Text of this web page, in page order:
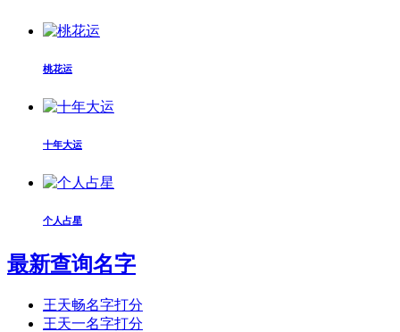
桃花运
十年大运
个人占星
最新查询名字
王天畅名字打分
王天一名字打分